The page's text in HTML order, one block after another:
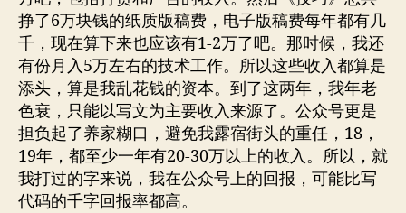
挣了6万块钱的纸质版稿费，电子版稿费每年都有几
千，现在算下来也应该有1-2万了吧。那时候，我还
有份月入5万左右的技术工作。所以这些收入都算是
添头，算是我乱花钱的资本。到了这两年，我年老
色衰，只能以写文为主要收入来源了。公众号更是
担负起了养家糊口，避免我露宿街头的重任，18，
19年，都至少一年有20-30万以上的收入。所以，就
我打过的字来说，我在公众号上的回报，可能比写
代码的千字回报率都高。